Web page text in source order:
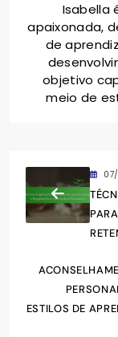
Isabella
apaixonada,
de
objetivo
meio de
ESTILOS DE